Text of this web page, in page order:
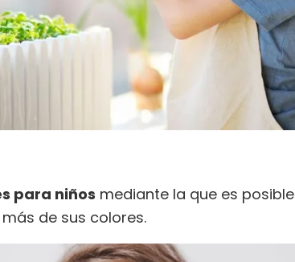
para niños mediante la que es
de sus colores.